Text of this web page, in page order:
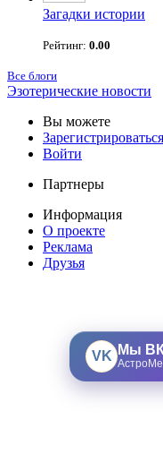
Загадки истории
Рейтинг: 0.00
Все блоги
Эзотерические новости
Вы можете
Зарегистрироваться
Войти
Партнеры
Информация
О проекте
Реклама
Друзья
VK Мы